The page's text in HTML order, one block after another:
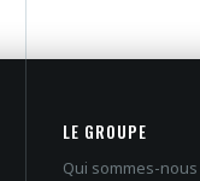
LE GROUPE
Qui sommes-nous